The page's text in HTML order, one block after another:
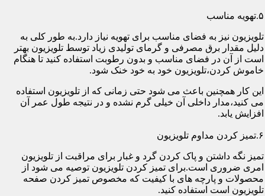
۵.تهویه مناسب
تلویزیون نیز به فضای مناسب برای تهویه نیاز دارد.به طور کلی به
دلیل مقدار برق مصرفی و گرمای تولیدی زیاد توسط تلویزیون بهتر
است از آن در فضای مناسب و بدون رطوبت استفاده کنید تا هنگام
خاموش کردن،تلویزیون خود به خود خنک شود.
این کار همچنین باعث می شود حتی زمانی که از تلویزیون استفاده
می کنید،مدار داخلی آن خیلی گرم نشده و در نتیجه طول عمر آن
افزایش یابد.
۶.تمیز کردن مداوم تلویزیون
تمیز نگه داشتن و پاک کردن گرد و غبار برای مراقبت از تلویزیون
امری ضروری است.برای تمیز کردن تلویزیون توصیه می شود از
محصولات و پارچه های با کیفیت که مخصوص تمیز کردن صفحه
تلویزیون است استفاده کنید.